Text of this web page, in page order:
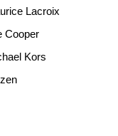
Lacroix
Cooper
Kors